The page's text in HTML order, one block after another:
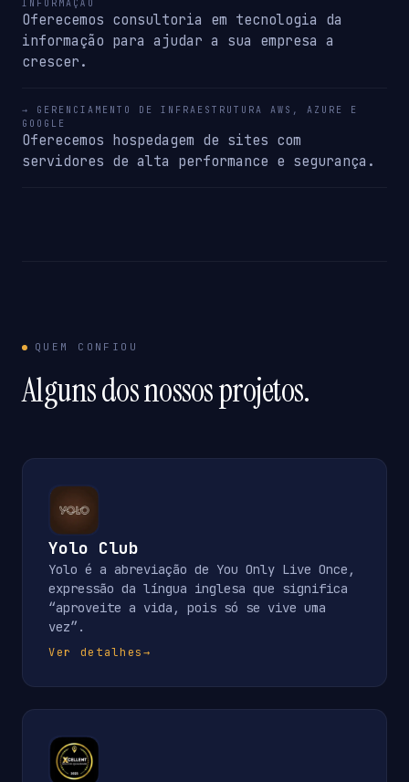
INFORMAÇÃO
Oferecemos consultoria em tecnologia da
informação para ajudar a sua empresa a
crescer.
→ GERENCIAMENTO DE INFRAESTRUTURA AWS, AZURE E
GOOGLE
Oferecemos hospedagem de sites com
servidores de alta performance e segurança.
QUEM CONFIOU
Alguns dos nossos projetos.
Yolo Club
Yolo é a abreviação de You Only Live Once,
expressão da língua inglesa que significa
“aproveite a vida, pois só se vive uma
vez”.
Ver detalhes→